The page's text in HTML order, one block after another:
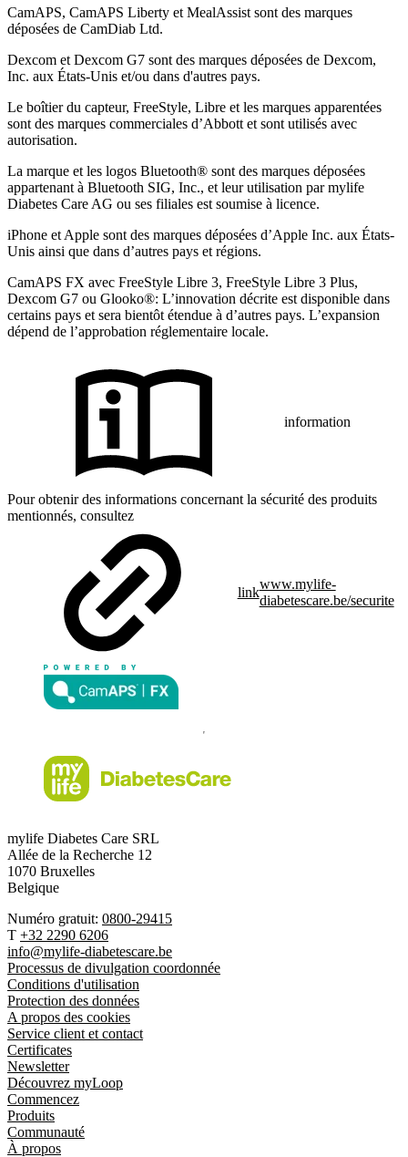
CamAPS, CamAPS Liberty et MealAssist sont des marques
déposées de CamDiab Ltd.
Dexcom et Dexcom G7 sont des marques déposées de Dexcom,
Inc. aux États-Unis et/ou dans d'autres pays.
Le boîtier du capteur, FreeStyle, Libre et les marques apparentées
sont des marques commerciales d’Abbott et sont utilisés avec
autorisation.
La marque et les logos Bluetooth® sont des marques déposées
appartenant à Bluetooth SIG, Inc., et leur utilisation par mylife
Diabetes Care AG ou ses filiales est soumise à licence.
iPhone et Apple sont des marques déposées d’Apple Inc. aux États-
Unis ainsi que dans d’autres pays et régions.
CamAPS FX avec FreeStyle Libre 3, FreeStyle Libre 3 Plus,
Dexcom G7 ou Glooko®: L’innovation décrite est disponible dans
certains pays et sera bientôt étendue à d’autres pays. L’expansion
dépend de l’approbation réglementaire locale.
information
Pour obtenir des informations concernant la sécurité des produits
mentionnés, consultez
link
www.mylife-
diabetescare.be/securite
mylife Diabetes Care SRL
Allée de la Recherche 12
1070 Bruxelles
Belgique
Numéro gratuit: 0800-29415
T +32 2290 6206
info@mylife-diabetescare.be
Processus de divulgation coordonnée
Conditions d'utilisation
Protection des données
A propos des cookies
Service client et contact
Certificates
Newsletter
Découvrez myLoop
Commencez
Produits
Communauté
À propos